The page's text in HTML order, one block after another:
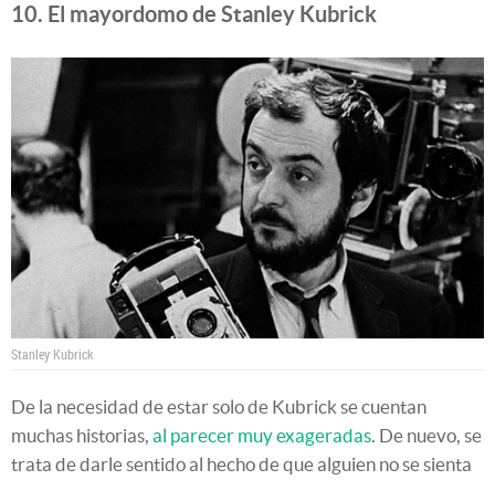
10. El mayordomo de Stanley Kubrick
Stanley Kubrick
De la necesidad de estar solo de Kubrick se cuentan
muchas historias, al parecer muy exageradas. De nuevo, se
trata de darle sentido al hecho de que alguien no se sienta